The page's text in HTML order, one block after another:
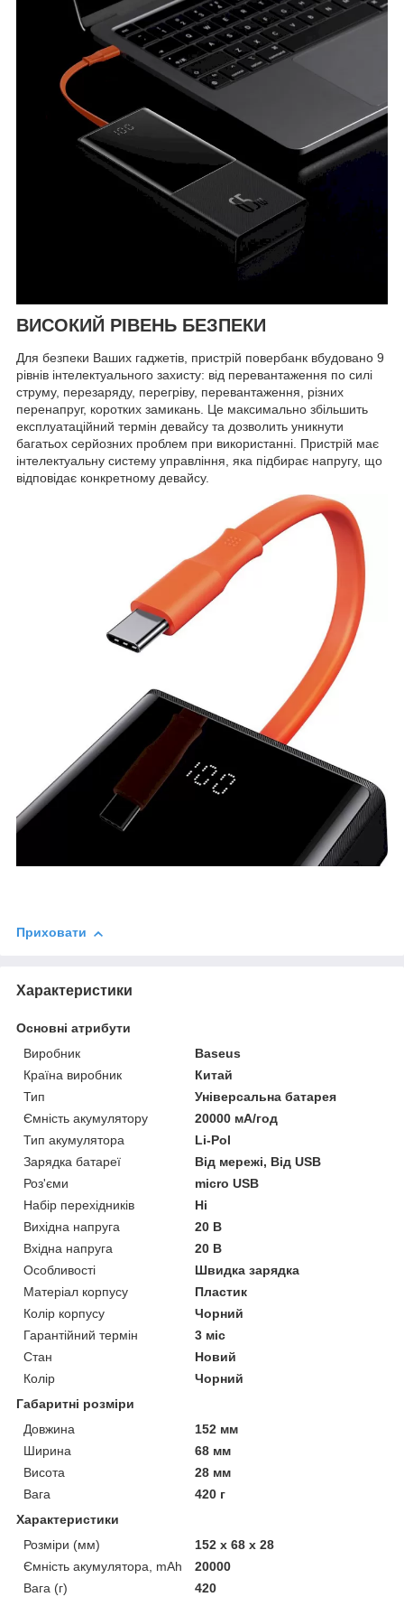
ВИСОКИЙ РІВЕНЬ БЕЗПЕКИ
Для безпеки Ваших гаджетів, пристрій повербанк вбудовано 9
рівнів інтелектуального захисту: від перевантаження по силі
струму, перезаряду, перегріву, перевантаження, різних
перенапруг, коротких замикань. Це максимально збільшить
експлуатаційний термін девайсу та дозволить уникнути
багатьох серйозних проблем при використанні. Пристрій має
інтелектуальну систему управління, яка підбирає напругу, що
відповідає конкретному девайсу.
Приховати
Характеристики
Основні атрибути
Виробник
Baseus
Країна виробник
Китай
Тип
Універсальна батарея
Ємність акумулятору
20000 мА/год
Тип акумулятора
Li-Pol
Зарядка батареї
Від мережі, Від USB
Роз'єми
micro USB
Набір перехідників
Ні
Вихідна напруга
20 В
Вхідна напруга
20 В
Особливості
Швидка зарядка
Матеріал корпусу
Пластик
Колір корпусу
Чорний
Гарантійний термін
3 міс
Стан
Новий
Колір
Чорний
Габаритні розміри
Довжина
152 мм
Ширина
68 мм
Висота
28 мм
Вага
420 г
Характеристики
Розміри (мм)
152 х 68 х 28
Ємність акумулятора, mAh
20000
Вага (г)
420